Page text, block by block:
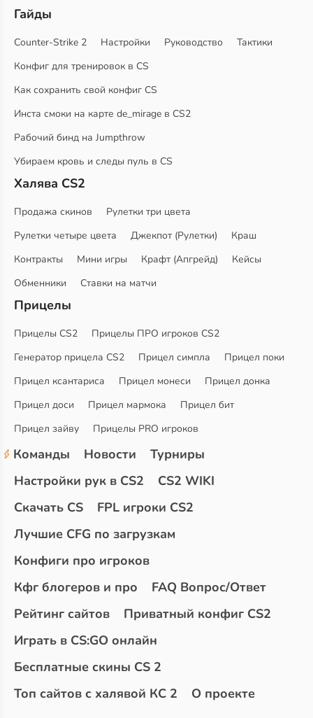
Гайды
Counter-Strike 2 Настройки Руководство
Тактики
Конфиг для тренировок в CS
Как сохранить свой конфиг CS
Инста смоки на карте de_mirage в CS2
Рабочий бинд на Jumpthrow
Убираем кровь и следы пуль в CS
Халява CS2
Продажа скинов
Рулетки три цвета
Рулетки четыре цвета
Джекпот (Рулетки)
Краш
Контракты
Мини игры Крафт (Апгрейд)
Кейсы
Обменники
Ставки на матчи
Прицелы
Прицелы CS2
Прицелы ПРО игроков CS2
Генератор прицела CS2
Прицел симпла
Прицел поки
Прицел ксантариса
Прицел монеси
Прицел донка
Прицел доси
Прицел мармока
Прицел бит
Прицел зайву
Прицелы PRO игроков
Команды Новости
Турниры
Настройки рук в CS2
CS2 WIKI
Скачать CS
FPL игроки CS2
Лучшие CFG по загрузкам
Конфиги про игроков
Кфг блогеров и про
FAQ Вопрос/Ответ
Рейтинг сайтов
Приватный конфиг CS2
Играть в CS:GO онлайн
Бесплатные скины CS 2
Топ сайтов с халявой КС 2
О проекте